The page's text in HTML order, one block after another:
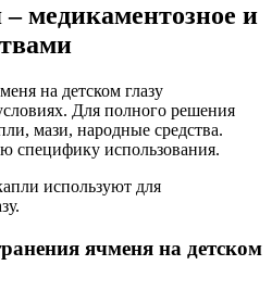
медикаментозное и
на детском глазу
Для полного решения
мази, народные средства.
специфику использования.
используют для
ячменя на детском